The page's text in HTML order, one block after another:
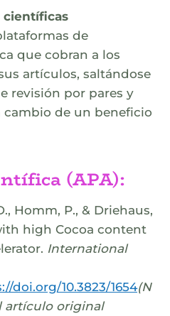
científicas
de
que cobran a los
artículos, saltándose
revisión por pares y
cambio de un beneficio
(APA):
Homm, P., & Driehaus,
high Cocoa content
International
doi.org/10.3823/1654(N
artículo original